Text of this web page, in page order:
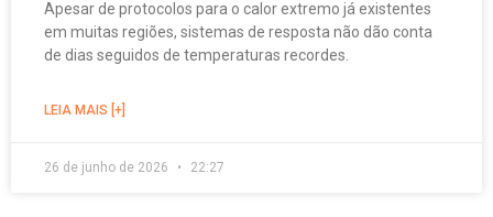
Apesar de protocolos para o calor extremo já existentes
em muitas regiões, sistemas de resposta não dão conta
de dias seguidos de temperaturas recordes.
LEIA MAIS [+]
26 de junho de 2026 22:27